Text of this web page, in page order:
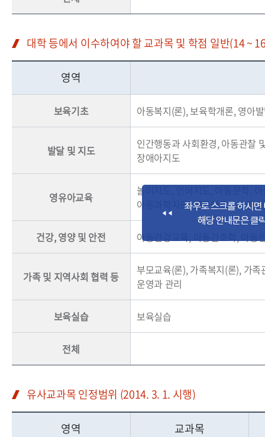
대학 등에서 이수하여야 할 교과목 및 학점 일반(14 ~
영역
보육기초 아동복지(론), 보육학개론, 영아
발달 및 지도
인간행동과 사회환경, 아동관찰
장애아지도
영유아교육
놀이지도, 언어지도, 아동문학,
아동과학지도, 영유아프로그램
건강, 영양 및 안전 아동건강교육, 아동간호학, 아동
가족 및 지역사회 협력 등
부모교육(론), 가족복지(론), 가
운영과 관리
보육실습 보육실습
전체
유사교과목 인정범위 (2014. 3. 1. 시행)
영역 교과목